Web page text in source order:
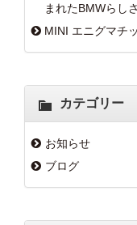
まれたBMWらしさ
MINI エニグマチ
カテゴリー
お知らせ
ブログ